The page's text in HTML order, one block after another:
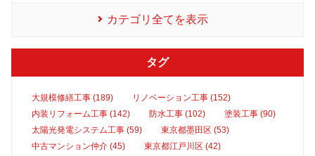
カテゴリ全てを表示
タグ
大規模修繕工事 (189)
リノベーション工事 (152)
内装リフォーム工事 (142)
防水工事 (102)
塗装工事 (90)
太陽光発電システム工事 (59)
東京都墨田区 (53)
中古マンション仲介 (45)
東京都江戸川区 (42)